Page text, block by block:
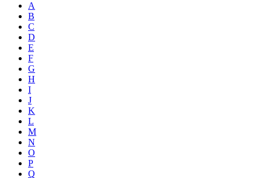
A
B
C
D
E
F
G
H
I
J
K
L
M
N
O
P
Q